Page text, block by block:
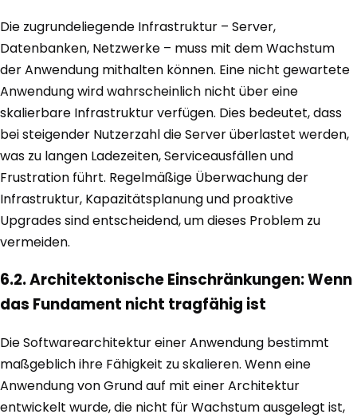
Die zugrundeliegende Infrastruktur – Server,
Datenbanken, Netzwerke – muss mit dem Wachstum
der Anwendung mithalten können. Eine nicht gewartete
Anwendung wird wahrscheinlich nicht über eine
skalierbare Infrastruktur verfügen. Dies bedeutet, dass
bei steigender Nutzerzahl die Server überlastet werden,
was zu langen Ladezeiten, Serviceausfällen und
Frustration führt. Regelmäßige Überwachung der
Infrastruktur, Kapazitätsplanung und proaktive
Upgrades sind entscheidend, um dieses Problem zu
vermeiden.
6.2. Architektonische Einschränkungen: Wenn
das Fundament nicht tragfähig ist
Die Softwarearchitektur einer Anwendung bestimmt
maßgeblich ihre Fähigkeit zu skalieren. Wenn eine
Anwendung von Grund auf mit einer Architektur
entwickelt wurde, die nicht für Wachstum ausgelegt ist,